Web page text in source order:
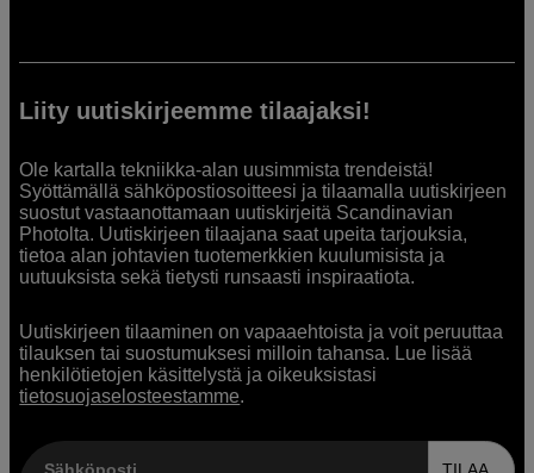
Liity uutiskirjeemme tilaajaksi!
Ole kartalla tekniikka-alan uusimmista trendeistä!
Syöttämällä sähköpostiosoitteesi ja tilaamalla uutiskirjeen
suostut vastaanottamaan uutiskirjeitä Scandinavian
Photolta. Uutiskirjeen tilaajana saat upeita tarjouksia,
tietoa alan johtavien tuotemerkkien kuulumisista ja
uutuuksista sekä tietysti runsaasti inspiraatiota.
Uutiskirjeen tilaaminen on vapaaehtoista ja voit peruuttaa
tilauksen tai suostumuksesi milloin tahansa. Lue lisää
henkilötietojen käsittelystä ja oikeuksistasi
tietosuojaselosteestamme.